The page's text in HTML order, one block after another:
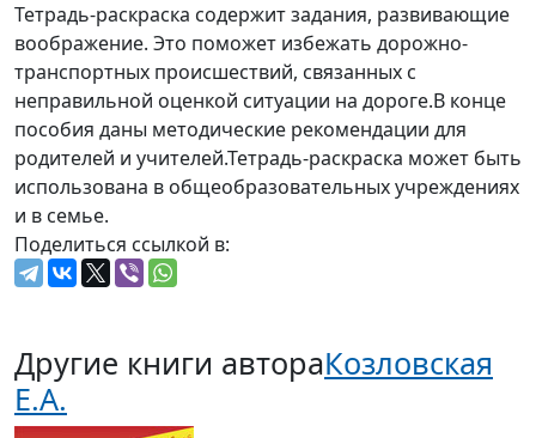
Тетрадь-раскраска содержит задания, развивающие
воображение. Это поможет избежать дорожно-
транспортных происшествий, связанных с
неправильной оценкой ситуации на дороге.В конце
пособия даны методические рекомендации для
родителей и учителей.Тетрадь-раскраска может быть
использована в общеобразовательных учреждениях
и в семье.
Поделиться ссылкой в:
Другие книги автораКозловская
Е.А.